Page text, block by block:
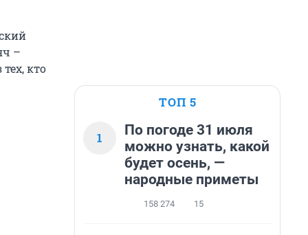
–
кто
ТОП 5
1
По погоде 31 июля
можно узнать, какой
будет осень, —
народные приметы
158 274 15